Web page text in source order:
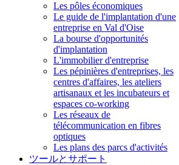
Les pôles économiques
Le guide de l'implantation d'une
entreprise en Val d'Oise
La bourse d'opportunités
d'implantation
L'immobilier d'entreprise
Les pépinières d'entreprises, les
centres d'affaires, les ateliers
artisanaux et les incubateurs et
espaces co-working
Les réseaux de
télécommunication en fibres
optiques
Les plans des parcs d'activités
ツールとサポート